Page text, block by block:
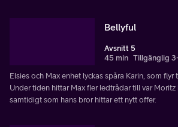
Bellyful
Avsnitt 5
45 min Tillgänglig
Elsies och Max enhet lyckas spåra Karin, som flyr
Under tiden hittar Max fler ledtrådar till var Moritz
samtidigt som hans bror hittar ett nytt offer.